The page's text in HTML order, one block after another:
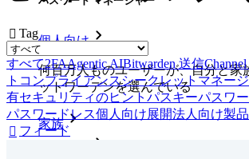
個人向け
何百万人ものユーザーが、自分と家
ットワーデンを選んでいる
家族
 Tag
すべて2FAAgentic AIBitwarden 送信Channel
ト コンプライアンスシークレットマネー
有セキュリティのヒント パスキーパスワ
パスワードレス個人向け展開法人向け製
 フィード